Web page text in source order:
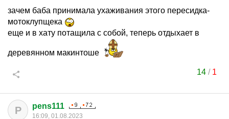
зачем баба принимала ухаживания этого пересидка-
мотоклупщека
еще и в хату потащила с собой, теперь отдыхает в
деревянном макинтоше
14 / 1
P pens111
16:09, 01.08.2023